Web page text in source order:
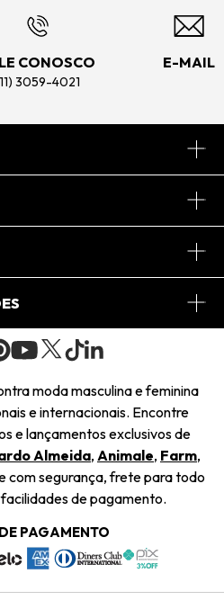
CONOSCO
3059-4021
E-MAIL
moda masculina e feminina
e internacionais. Encontre
e lançamentos exclusivos de
Almeida, Animale, Farm,
com segurança, frete para todo
de pagamento.
PAGAMENTO